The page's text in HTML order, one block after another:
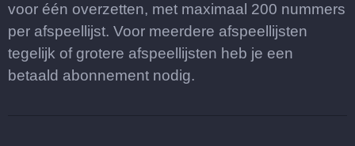
voor één overzetten, met maximaal 200 nummers
per afspeellijst. Voor meerdere afspeellijsten
tegelijk of grotere afspeellijsten heb je een
betaald abonnement nodig.